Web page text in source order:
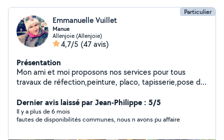
Particulier
Emmanuelle Vuillet
Manue
Allenjoie (Allenjoie)
4,7/5 (47 avis)
Présentation
Mon ami et moi proposons nos services pour tous
travaux de réfection,peinture, placo, tapisserie,pose de
que l'entretien extérieurs,tonte de pelouse,taille de
haies etc..Service à la personne ménage course. Nous
nous ferons également le plaisir de garder vos animaux
Dernier avis laissé par Jean-Philippe : 5/5
Il y a plus de 6 mois
fautes de disponibilités communes, nous n avons pu affaire